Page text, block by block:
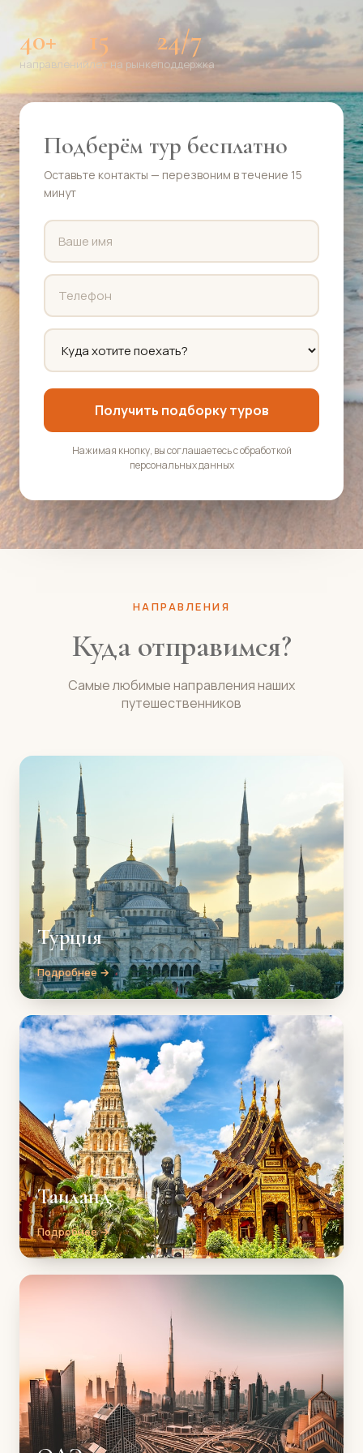
40+
направлений
15
лет на рынке
24/7
поддержка
Подберём тур бесплатно
Оставьте контакты — перезвоним в течение 15
минут
Получить подборку туров
Нажимая кнопку, вы соглашаетесь с обработкой
персональных данных
НАПРАВЛЕНИЯ
Куда отправимся?
Самые любимые направления наших
путешественников
Турция
Подробнее →
Таиланд
Подробнее →